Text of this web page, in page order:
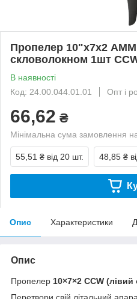
Пропелер 10"х7х2 АММ
скловолокном 1шт
В наявності
Код: 24.00.044.01.01
Опт і
66,62 ₴
Мінімальна сума замовлення
55,51 ₴ від 20 шт. 48,85 ₴
Опис Характеристики
Опис
Пропелер 10×7×2 CCW (лівий
Перетвори свій літальний